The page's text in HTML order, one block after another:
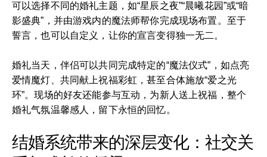
可以选择不同的婚礼主题，如“星辰之夜”“晨曦花园”或“暗
影盛典”，并由游戏内的魔法师帮你完成现场布置。至于
誓言，也可以自定义，让你的宣言变得独一无二。
婚礼当天，伴侣可以共同完成特定的“魔法仪式”，如点亮
爱情魔灯、共同献上祝福彩虹，甚至合体施放“爱之光
环”。现场的好友还能参与互动，为新人送上祝福，整个
婚礼气氛温馨感人，留下永恒的回忆。
结婚系统带来的深层变化：社交关